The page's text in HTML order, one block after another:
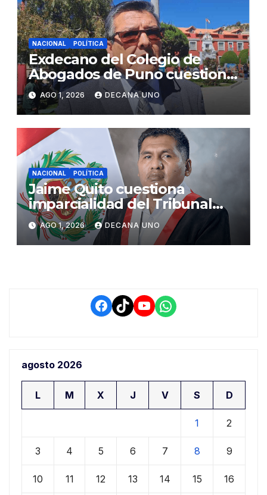
NACIONAL POLÍTICA
Exdecano del Colegio de
Abogados de Puno cuestiona
propuestas sobre seguridad
ciudadana
AGO 1, 2026 DECANA UNO
NACIONAL POLÍTICA
Jaime Quito cuestiona
imparcialidad del Tribunal
Constitucional tras liberación
de Ollanta Humala
AGO 1, 2026 DECANA UNO
Facebook
TikTokYouTube
WhatsApp
agosto 2026
L M X J V S D
1 2
3 4 5 6 7 8 9
10 11 12 13 14 15 16